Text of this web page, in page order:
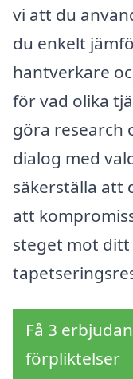
vi att du
du enkelt
hantverkare
för vad olika
göra research
dialog med
säkerställa att
att
steget mot
Få 3
förpliktelser